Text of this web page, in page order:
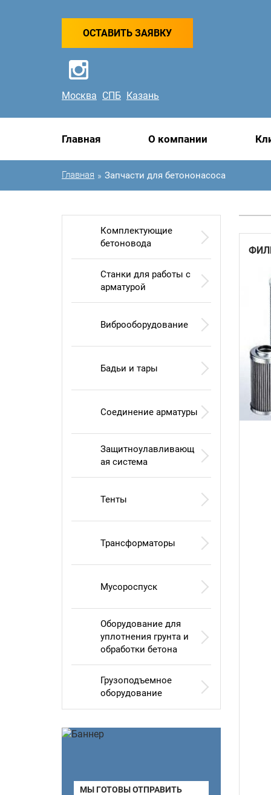
ОСТАВИТЬ ЗАЯВКУ
Москва СПБ Казань
Главная О компании
Главная » Запчасти для бетононасоса
Комплектующие
бетоновода
Станки для работы с
арматурой
Виброоборудование
Бадьи и тары
Соединение арматуры
Защитноулавливающ
ая система
Тенты
Трансформаторы
Мусороспуск
Оборудование для
уплотнения грунта и
обработки бетона
Грузоподъемное
оборудование
МЫ ГОТОВЫ ОТПРАВИТЬ